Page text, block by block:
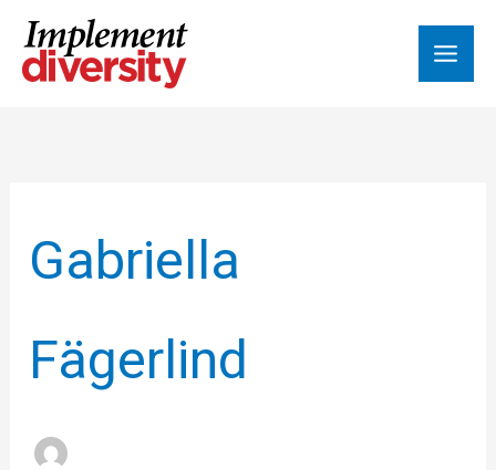
Hoppa
innehåll
Gabriella
Fägerlind